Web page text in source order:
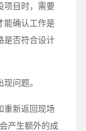
项目时，需要
能确认工作是
是否符合设计
问题。
重新返回现场
产生额外的成